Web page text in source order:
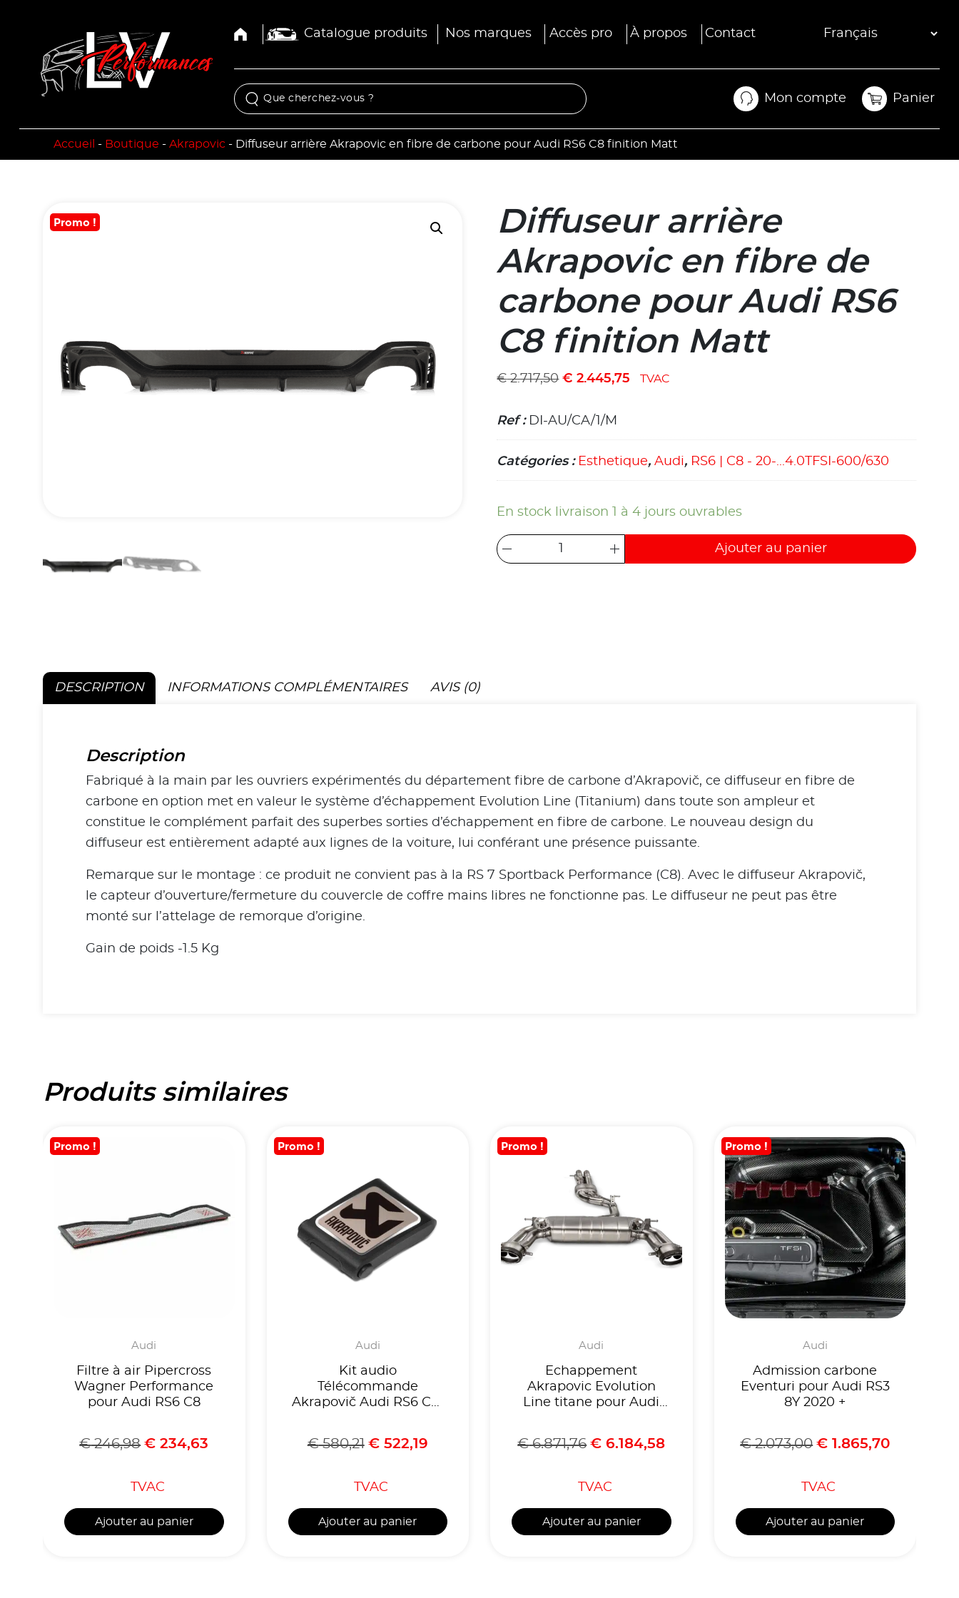
Catalogue produits Nos marques Accès pro À propos Contact
Mon compte
Mon compte
Panier
Panier
Accueil - Boutique - Akrapovic - Diffuseur arrière Akrapovic en fibre de carbone pour Audi RS6 C8 finition Matt
Promo !
Diffuseur arrière
Akrapovic en fibre de
carbone pour Audi RS6
C8 finition Matt
€2.717,50 € 2.445,75 TVAC
Ref : DI-AU/CA/1/M
Catégories : Esthetique,Audi, RS6 | C8 - 20-...4.0TFSI-600/630
En stock livraison 1 à 4 jours ouvrables
Ajouter au panier
DESCRIPTION INFORMATIONS COMPLÉMENTAIRES AVIS (0)
Description
Fabriqué à la main par les ouvriers expérimentés du département fibre de carbone d’Akrapovič, ce diffuseur en fibre de
carbone en option met en valeur le système d’échappement Evolution Line (Titanium) dans toute son ampleur et
constitue le complément parfait des superbes sorties d’échappement en fibre de carbone. Le nouveau design du
diffuseur est entièrement adapté aux lignes de la voiture, lui conférant une présence puissante.
Remarque sur le montage : ce produit ne convient pas à la RS 7 Sportback Performance (C8). Avec le diffuseur Akrapovič,
le capteur d’ouverture/fermeture du couvercle de coffre mains libres ne fonctionne pas. Le diffuseur ne peut pas être
monté sur l’attelage de remorque d’origine.
Gain de poids -1.5 Kg
Produits similaires
Promo !
Audi
Filtre à air Pipercross
Wagner Performance
pour Audi RS6 C8
€246,98 € 234,63
TVAC
Ajouter au panier
Promo !
Audi
Kit audio
Télécommande
Akrapovič Audi RS6 C8/
€580,21 €522,19
TVAC
Ajouter au panier
Promo !
Audi
Echappement
Akrapovic Evolution
Line titane pour Audi
€6.871,76 € 6.184,58
TVAC
Ajouter au panier
Promo !
Audi
Admission carbone
Eventuri pour Audi RS3
8Y 2020 +
€2.073,00 € 1.865,70
TVAC
Ajouter au panier